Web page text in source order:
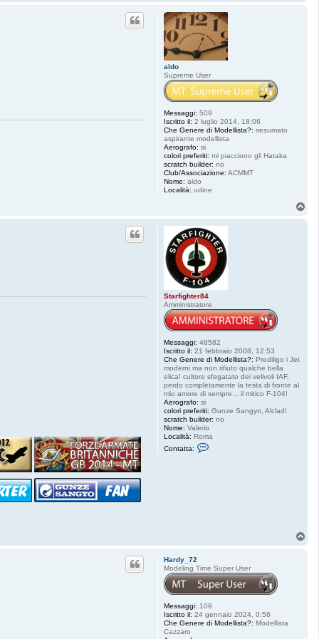
aldo
Supreme User
Messaggi: 509
Iscritto il: 2 luglio 2014, 18:06
Che Genere di Modellista?: riesumato
aspirante modellista
Aerografo: si
colori preferiti: mi piacciono gli Hataka
scratch builder: no
Club/Associazione: ACMMT
Nome: aldo
Località: udine
Starfighter84
Amministratore
Messaggi: 48582
Iscritto il: 21 febbraio 2008, 12:53
Che Genere di Modellista?: Prediligo i Jet
moderni ma non rifiuto qualche bella
elica! cultore sfegatato dei velivoli IAF,
perdo completamente la testa di fronte al
mio amore di sempre... il mitico F-104!
Aerografo: si
colori preferiti: Gunze Sangyo, Alclad!
scratch builder: no
Nome: Valerio
Località: Roma
Contatta:
f
h
t
e
8
4
Hardy_72
Modeling Time Super User
Messaggi: 109
Iscritto il: 24 gennaio 2024, 0:56
Che Genere di Modellista?: Modellista
Cazzaro